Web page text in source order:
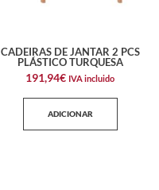
CADEIRAS DE JANTAR 2 PCS
PLÁSTICO TURQUESA
191,94€ IVA incluido
ADICIONAR